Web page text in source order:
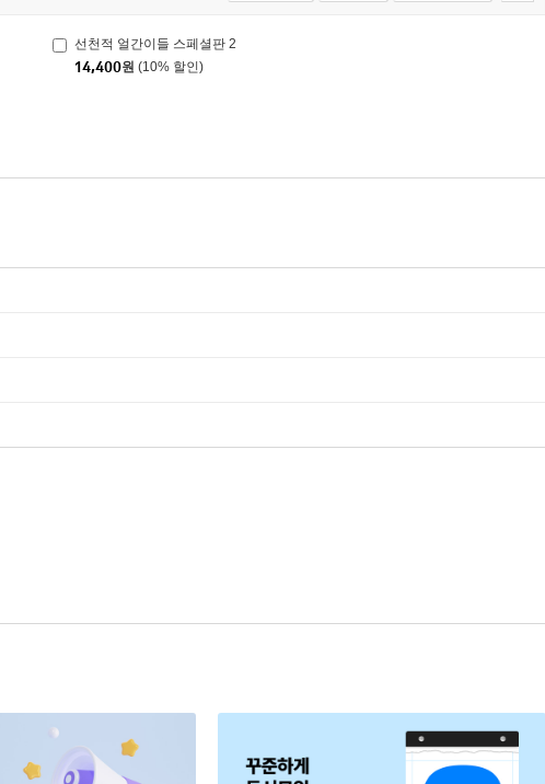
선천적 얼간이들 스페셜판 2
14,400원 (10% 할인)